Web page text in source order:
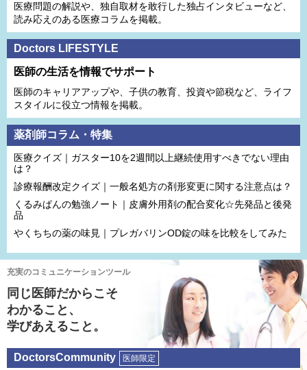
医療問題の解説や、独⾃取材を敢⾏した独占インタビューなど、
読み応えのある医療コラムを掲載。
Doctors LIFESTYLE
医師の生活を情報でサポート
医師のキャリアアップや、子供の教育、投資や節税など、ライフ
スタイルに役立つ情報を掲載。
薬剤師コラム・特集
医療クイズ｜ガスター10を2週間以上継続使用すべきでない理由
は？
診療報酬改定クイズ｜一般名処方の剤形変更に関する注意点は？
くるみぱんの勉強ノート｜皮膚外用剤の配合変化☆先発品と後発
品
やくちちの薬の味見｜プレガバリンOD錠の味を比較をしてみた
充実のコミュニケーションツール
同じ医師だからこそ
わかること、
学びあえること。
DoctorsCommunity 医師限定